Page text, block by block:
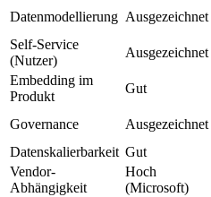
Datenmodellierung Ausgezeichnet
Self-Service
(Nutzer)
Ausgezeichnet
Embedding im
Produkt
Gut
Governance Ausgezeichnet
Datenskalierbarkeit Gut
Vendor-
Abhängigkeit
Hoch
(Microsoft)